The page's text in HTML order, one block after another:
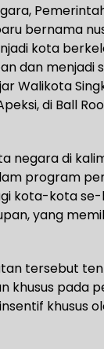
bernama
kota
dan menjadi
Walikota
di Ball
negara di
program
kota-kota
yang
tersebut
khusus pada
khusus